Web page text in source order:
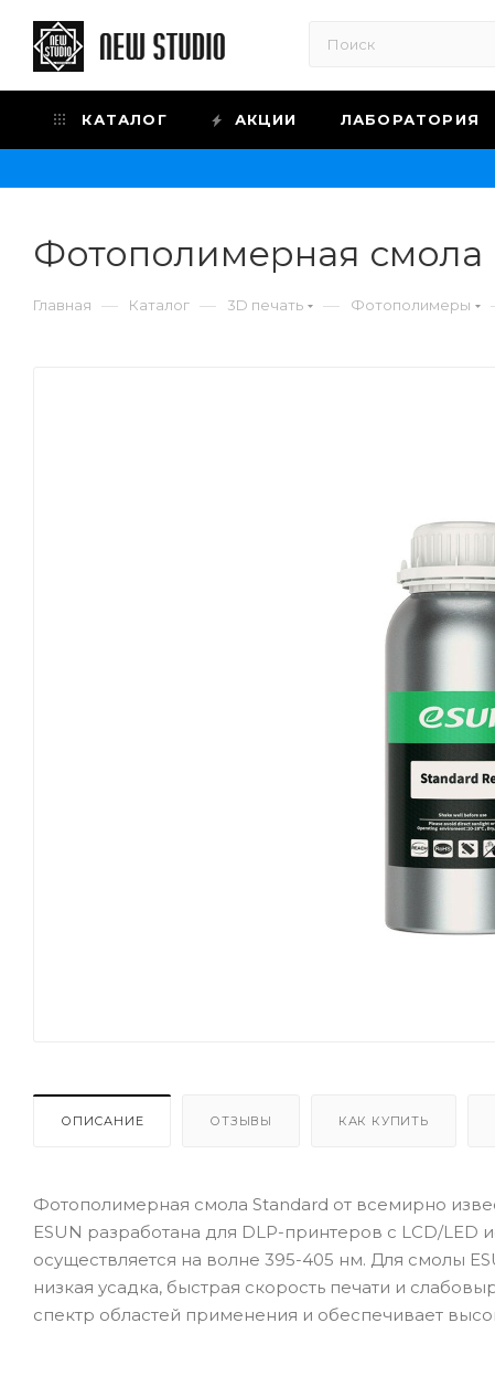
КАТАЛОГ АКЦИИ ЛАБОРАТОРИЯ
Фотополимерная смола
Главная — Каталог — 3D печать — Фотополимеры
ОПИСАНИЕ ОТЗЫВЫ КАК КУПИТЬ
Фотополимерная смола Standard от всемирно
ESUN разработана для DLP-принтеров с LCD/
осуществляется на волне 395-405 нм. Для смолы
низкая усадка, быстрая скорость печати и
спектр областей применения и обеспечивает